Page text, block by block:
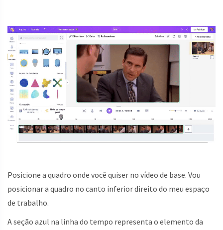
Posicione a quadro onde você quiser no vídeo de base. Vou
posicionar a quadro no canto inferior direito do meu espaço
de trabalho.
A seção azul na linha do tempo representa o elemento da